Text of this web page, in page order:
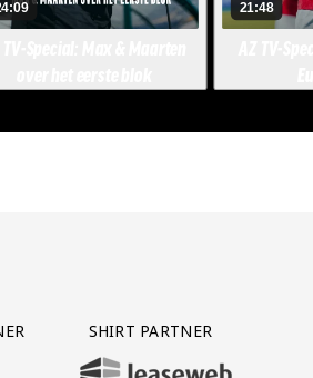
& STADIUM PARTNER AFAS SOFTWARE
SHIRT PARTNER
BEZOEK ONZE SHIRT PARTNER